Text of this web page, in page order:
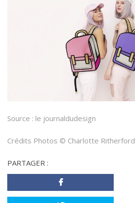
Source : le journaldudesign
Crédits Photos © Charlotte Ritherford
PARTAGER :